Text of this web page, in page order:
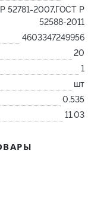
52781-2007,ГОСТ Р
52588-2011
4603347249956
20
1
шт
0.535
11.03